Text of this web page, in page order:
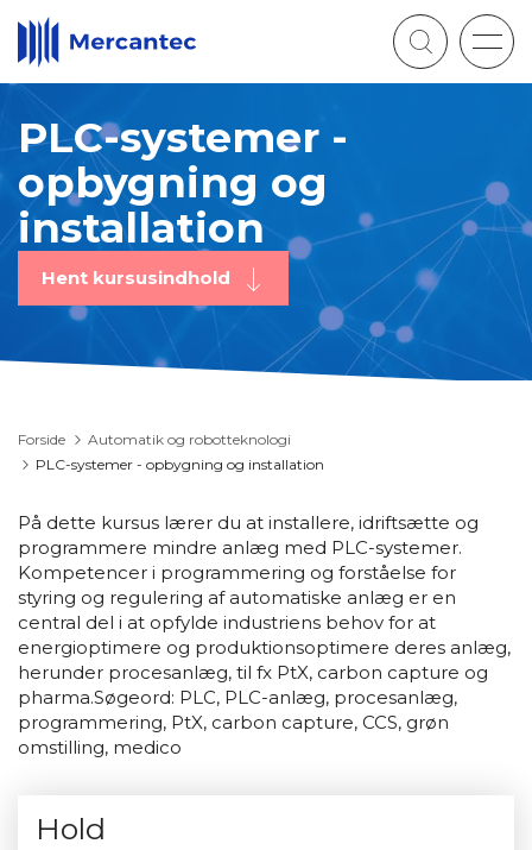
PLC-systemer -
opbygning og
installation
Hent kursusindhold
Forside
Automatik og robotteknologi
PLC-systemer - opbygning og installation
På dette kursus lærer du at installere, idriftsætte og
programmere mindre anlæg med PLC-systemer.
Kompetencer i programmering og forståelse for
styring og regulering af automatiske anlæg er en
central del i at opfylde industriens behov for at
energioptimere og produktionsoptimere deres anlæg,
herunder procesanlæg, til fx PtX, carbon capture og
pharma.Søgeord: PLC, PLC-anlæg, procesanlæg,
programmering, PtX, carbon capture, CCS, grøn
omstilling, medico
Hold